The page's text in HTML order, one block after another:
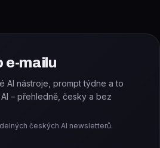
e-mailu
AI nástroje, prompt týdne a to
– přehledně, česky a bez
českých AI newsletterů.